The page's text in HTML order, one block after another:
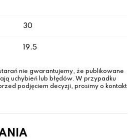
30
19.5
nie gwarantujemy, że publikowane
uchybień lub błędów. W przypadku
podjęciem decyzji, prosimy o kontakt